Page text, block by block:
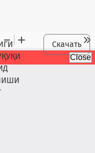
Скачать